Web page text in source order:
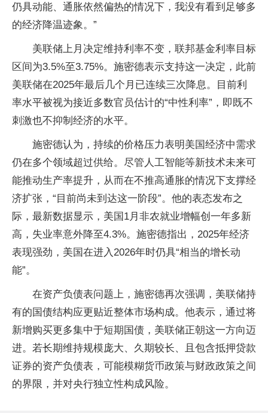
仍具动能、通胀依然偏热的情况下，我没有看到足够多
的经济降温迹象。”
美联储上月决定维持利率不变，联邦基金利率目标
区间为3.5%至3.75%。施密德表示支持这一决定，此前
美联储在2025年最后几个月已连续三次降息。目前利
率水平被视为接近多数官员估计的“中性利率”，即既不
刺激也不抑制经济的水平。
施密德认为，持续的价格压力表明美国经济中需求
仍在多个领域超过供给。尽管人工智能等新技术未来可
能推动生产率提升，从而在不推高通胀的情况下支撑经
济扩张，“目前尚未到达这一阶段”。他的表态发布之
际，最新数据显示，美国1月非农就业增幅创一年多新
高，失业率意外降至4.3%。施密德指出，2025年经济
表现强劲，美国在进入2026年时仍具“相当的增长动
能”。
在资产负债表问题上，施密德再次强调，美联储持
有的国债结构应更贴近整体市场构成。他表示，通过将
新增购买更多集中于短期国债，美联储正朝这一方向迈
进。若长期维持规模庞大、久期较长、且包含抵押贷款
证券的资产负债表，可能模糊货币政策与财政政策之间
的界限，并对央行独立性构成风险。